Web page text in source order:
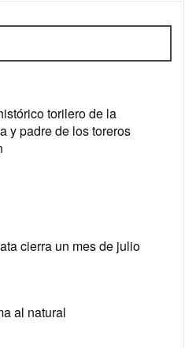
torilero de la
y padre de los toreros
cierra un mes de julio
al natural